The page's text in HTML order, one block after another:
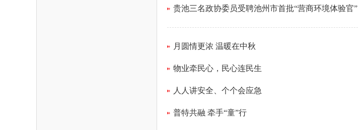
贵池三名政协委员受聘池州市首批“营商环境体验官”
月圆情更浓 温暖在中秋
物业牵民心，民心连民生
人人讲安全、个个会应急
普特共融 牵手“童”行